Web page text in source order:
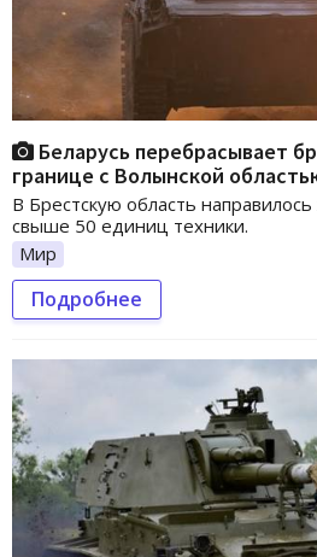
Беларусь перебрасывает
границе с Волынской
В Брестскую область
свыше 50 единиц техники.
Мир
Подробнее